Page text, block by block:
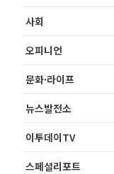
사회
오피니언
문화·라이프
뉴스발전소
이투데이TV
스페셜리포트